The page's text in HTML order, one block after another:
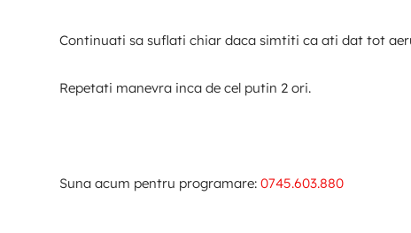
Continuati sa suflati chiar daca simtiti ca ati dat tot
Repetati manevra inca de cel putin 2 ori.
Suna acum pentru programare:0745.603.880